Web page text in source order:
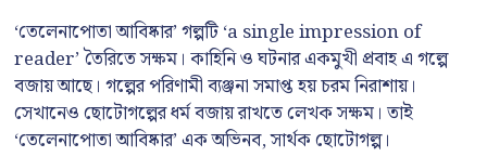
‘তেলেনাপোতা আবিষ্কার’ গল্পটি ‘a single impression of
reader’ তৈরিতে সক্ষম। কাহিনি ও ঘটনার একমুখী প্রবাহ এ গল্পে
বজায় আছে। গল্পের পরিণামী ব্যঞ্জনা সমাপ্ত হয় চরম নিরাশায়।
সেখানেও ছোটোগল্পের ধর্ম বজায় রাখতে লেখক সক্ষম। তাই
‘তেলেনাপোতা আবিষ্কার’ এক অভিনব, সার্থক ছোটোগল্প।